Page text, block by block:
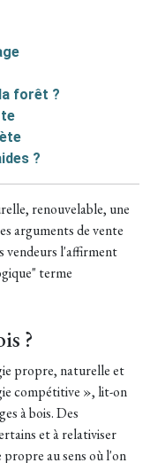
forêt ?
?
renouvelable, une
arguments de vente
vendeurs l'affirment
terme
?
propre, naturelle et
compétitive », lit-on
à bois. Des
et à relativiser
propre au sens où l'on